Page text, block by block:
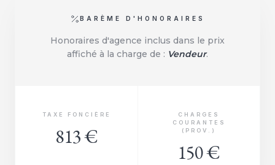
BARÈME D'HONORAIRES
Honoraires d'agence inclus dans le prix
affiché à la charge de : Vendeur.
TAXE FONCIÈRE
813 €
CHARGES
COURANTES
(PROV.)
150 €